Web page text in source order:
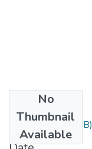
No
Thumbnail
Available
these.pdf(5.44 MB)